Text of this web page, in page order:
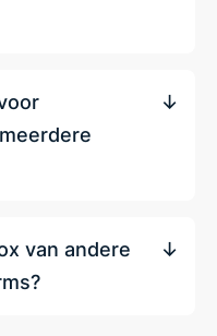
van andere